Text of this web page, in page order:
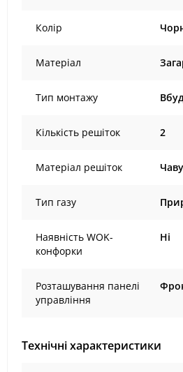
Колір
Матеріал
Тип монтажу
Кількість решіток 2
Матеріал решіток
Тип газу
Наявність WOK-
конфорки
Ні
Розташування панелі
управління
Технічні характеристики